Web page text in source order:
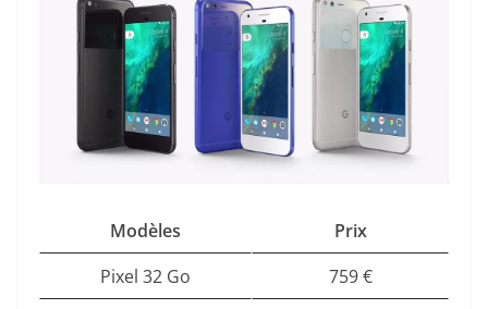
Modèles
Prix
Pixel 32 Go
759 €